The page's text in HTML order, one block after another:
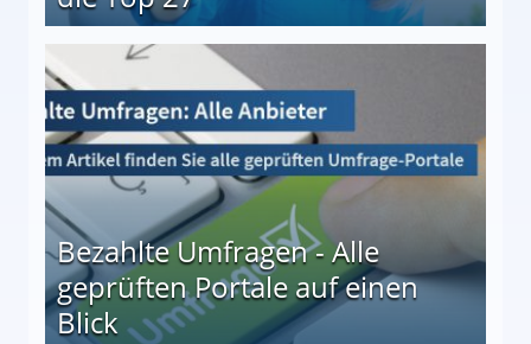
Bezahlte Umfragen - Alle
geprüften Portale auf einen
Blick